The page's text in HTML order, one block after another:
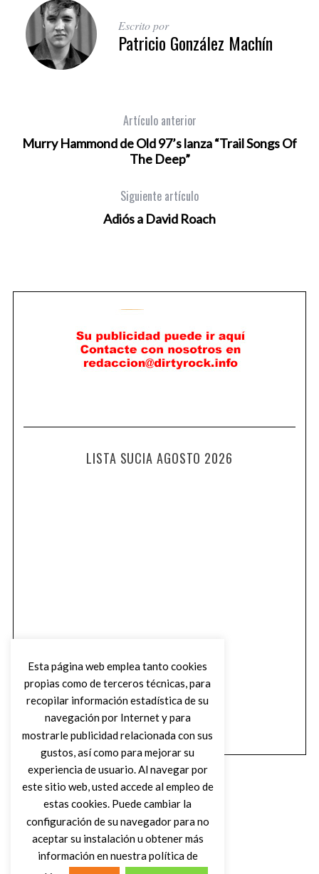
Escrito por
Patricio González Machín
Artículo anterior
Murry Hammond de Old 97’s lanza “Trail Songs Of
The Deep”
Siguiente artículo
Adiós a David Roach
LISTA SUCIA AGOSTO 2026
Esta página web emplea tanto cookies
propias como de terceros técnicas, para
recopilar información estadística de su
navegación por Internet y para
mostrarle publicidad relacionada con sus
gustos, así como para mejorar su
experiencia de usuario. Al navegar por
este sitio web, usted accede al empleo de
estas cookies. Puede cambiar la
configuración de su navegador para no
aceptar su instalación u obtener más
información en nuestra política de